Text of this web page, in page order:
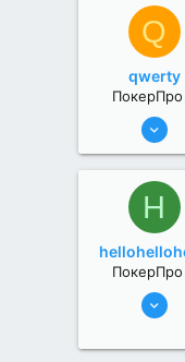
Q
qwerty
13 Июн
H
8 Июн